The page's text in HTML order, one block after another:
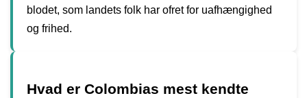
blodet, som landets folk har ofret for uafhængighed
og frihed.
Hvad er Colombias mest kendte